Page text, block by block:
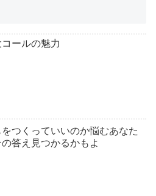
コールの魅力
つくっていいのか悩むあなた
答え見つかるかもよ